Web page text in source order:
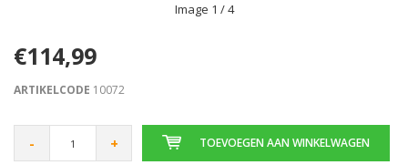
Image 1 / 4
€114,99
ARTIKELCODE 10072
- + TOEVOEGEN AAN WINKELWAGEN